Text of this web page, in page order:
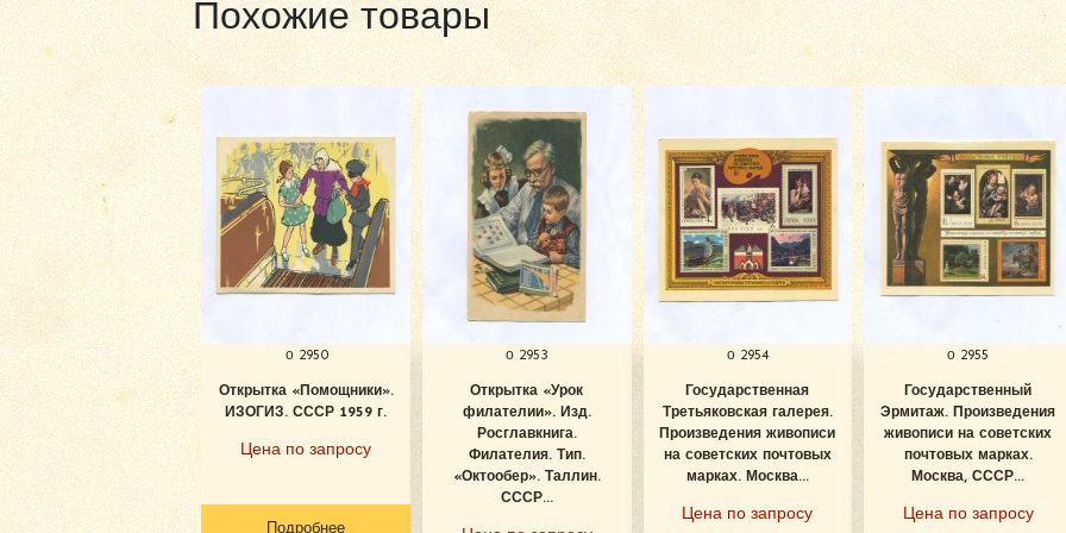
Похожие товары
о 2950
Открытка «Помощники».
ИЗОГИЗ. СССР 1959 г.
Цена по запросу
Подробнее
о 2953
Открытка «Урок
филателии». Изд.
Росглавкнига.
Филателия. Тип.
«Октообер». Таллин.
СССР...
о 2954
Государственная
Третьяковская галерея.
Произведения живописи
на советских почтовых
марках. Москва...
Цена по запросу
о 2955
Государственный
Эрмитаж. Произведения
живописи на советских
почтовых марках.
Москва, СССР...
Цена по запросу